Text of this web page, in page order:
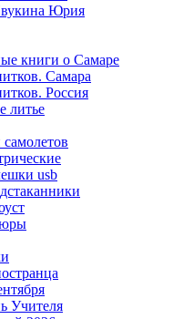
Юрия
книги о Самаре
Самара
Россия
литье
usb
Учителя